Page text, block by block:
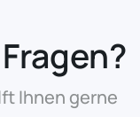
Ihnen gerne